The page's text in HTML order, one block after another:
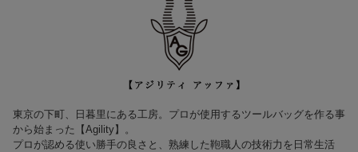
東京の下町、日暮里にある工房。プロが使用するツールバッグを作る事
から始まった【Agility】。
プロが認める使い勝手の良さと、熟練した鞄職人の技術力を日常生活